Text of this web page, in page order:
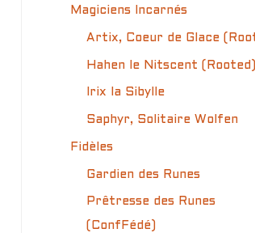
Magiciens Incarnés
Artix, Coeur de Glace
Hahen le Nitscent (Rooted)
Irix la Sibylle
Saphyr, Solitaire Wolfen
Fidèles
Gardien des Runes
Prêtresse des Runes
(ConfFédé)